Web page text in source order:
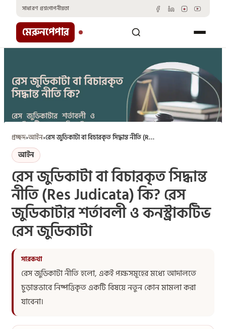
content
সাধারণ প্রশ্নগোপনীয়তা
মেরুনপেপার
প্রচ্ছদ›আইন› রেস জুডিকাটা বা বিচারকৃত সিদ্ধান্ত নীতি (Res Judicata) কি? রেস জুডিকাটার শর্তাবলী ও কনস্ট্রাকটিভ রেস জুডিকাটা
আইন
রেস জুডিকাটা বা বিচারকৃত সিদ্ধান্ত
নীতি (Res Judicata) কি? রেস
জুডিকাটার শর্তাবলী ও কনস্ট্রাকটিভ
রেস জুডিকাটা
রেস জুডিকাটা নীতি হলো, একই পক্ষসমূহের মধ্যে আদালতে
চুড়ান্তভাবে নিষ্পত্তিকৃত একটি বিষয়ে নতুন কোন মামলা করা
যাবেনা।